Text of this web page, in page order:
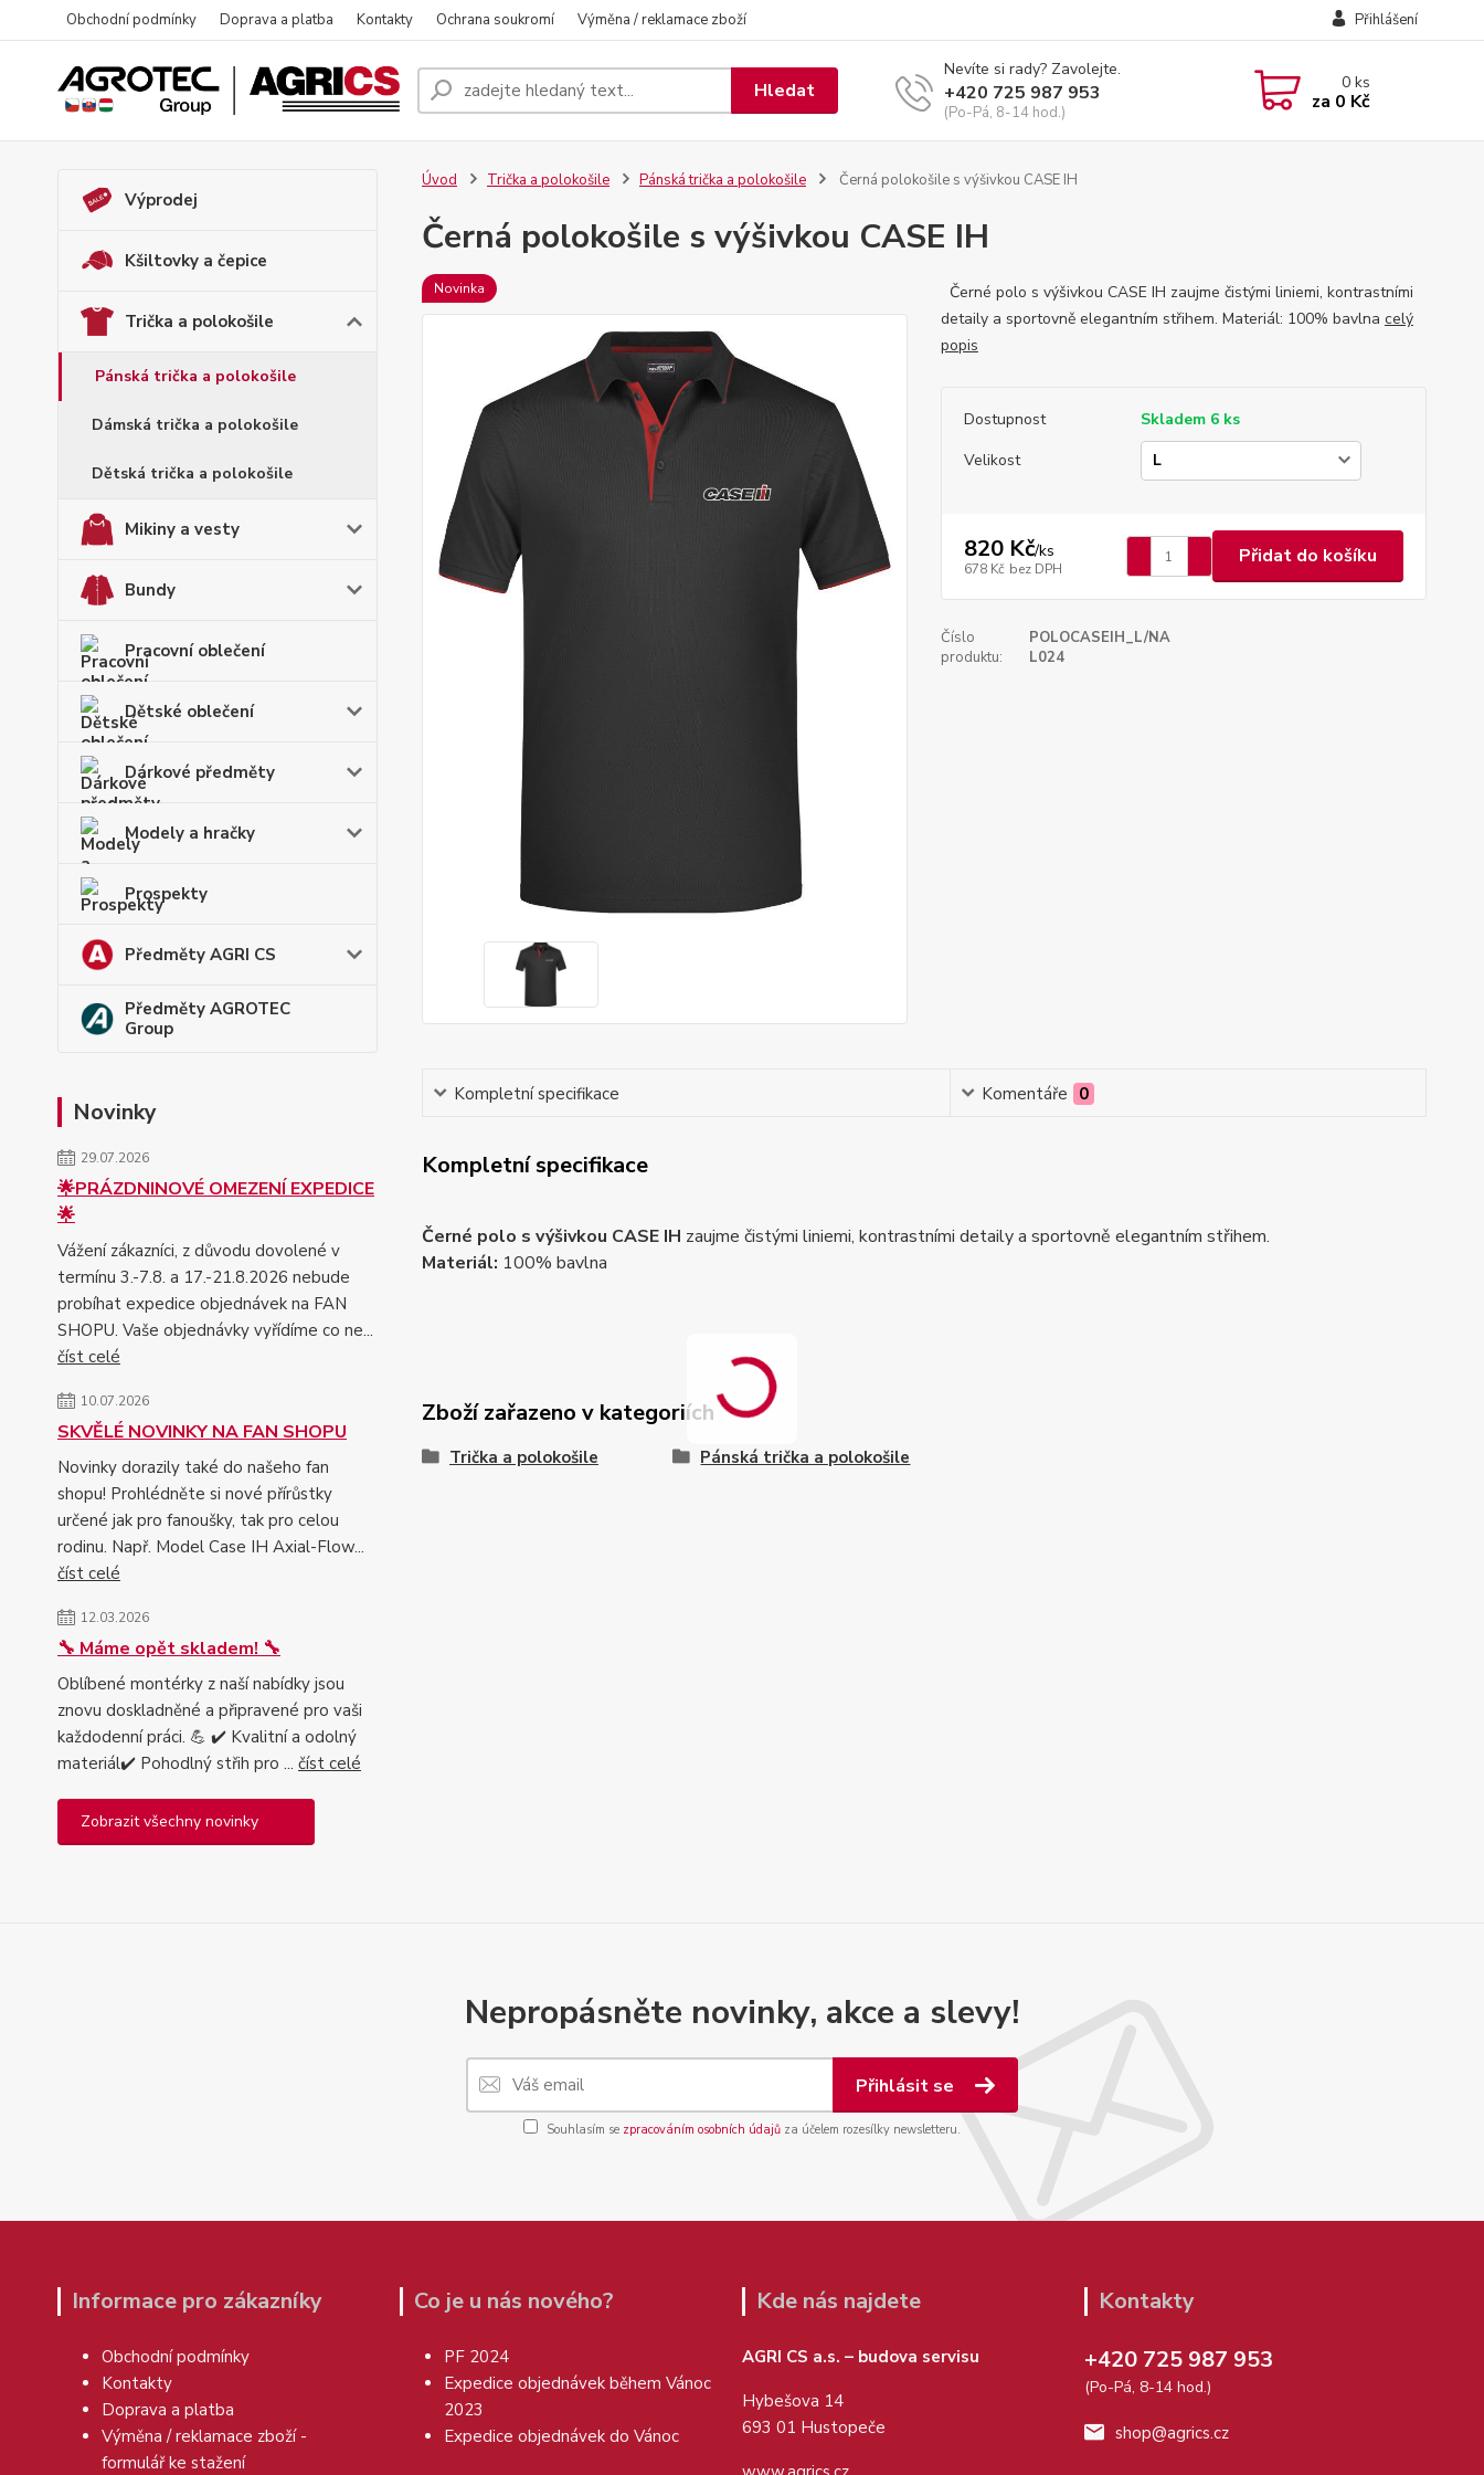
Obchodní podmínky Doprava a platba Kontakty Ochrana soukromí Výměna / reklamace zboží Přihlášení
Hledat
Nevíte si rady? Zavolejte.
+420 725 987 953
(Po-Pá, 8-14 hod.)
0ks
za 0 Kč
Výprodej
Kšiltovky a čepice
Trička a polokošile
Pánská trička a polokošile
Dámská trička a polokošile
Dětská trička a polokošile
Mikiny a vesty
Bundy
Pracovní oblečení
Dětské oblečení
Dárkové předměty
Modely a hračky
Prospekty
Předměty AGRI CS
Předměty AGROTEC
Group
Novinky
29.07.2026
🌟PRÁZDNINOVÉ OMEZENÍ EXPEDICE
🌟
Vážení zákazníci, z důvodu dovolené v
termínu 3.-7.8. a 17.-21.8.2026 nebude
probíhat expedice objednávek na FAN
SHOPU. Vaše objednávky vyřídíme co ne...
číst celé
10.07.2026
SKVĚLÉ NOVINKY NA FAN SHOPU
Novinky dorazily také do našeho fan
shopu! Prohlédněte si nové přírůstky
určené jak pro fanoušky, tak pro celou
rodinu. Např. Model Case IH Axial-Flow...
číst celé
12.03.2026
🔧 Máme opět skladem! 🔧
Oblíbené montérky z naší nabídky jsou
znovu doskladněné a připravené pro vaši
každodenní práci. 💪 ✔️ Kvalitní a odolný
materiál✔️ Pohodlný střih pro ... číst celé
Zobrazit všechny novinky
Úvod Trička a polokošile Pánská trička a polokošile Černá polokošile s výšivkou CASE IH
Černá polokošile s výšivkou CASE IH
Novinka
Černé polo s výšivkou CASE IH zaujme čistými liniemi, kontrastními
detaily a sportovně elegantním střihem. Materiál: 100% bavlna celý
popis
Dostupnost
Skladem 6 ks
Velikost
820 Kč/ks
678 Kč bez DPH
Přidat do košíku
Číslo
produktu:
POLOCASEIH_L/NA
L024
Kompletní specifikace Komentáře 0
Kompletní specifikace
Černé polo s výšivkou CASE IH zaujme čistými liniemi, kontrastními detaily a sportovně elegantním střihem.
Materiál: 100% bavlna
Zboží zařazeno v kategoriích
Trička a polokošile Pánská trička a polokošile
Nepropásněte novinky, akce a slevy!
Přihlásit se
Souhlasím se zpracováním osobních údajů za účelem rozesílky newsletteru.
Informace pro zákazníky
Obchodní podmínky
Kontakty
Doprava a platba
Výměna / reklamace zboží -
formulář ke stažení
Co je u nás nového?
PF 2024
Expedice objednávek během Vánoc
2023
Expedice objednávek do Vánoc
Kde nás najdete
AGRI CS a.s. – budova servisu
Hybešova 14
693 01 Hustopeče
Kontakty
+420 725 987 953
(Po-Pá, 8-14 hod.)
shop@agrics.cz